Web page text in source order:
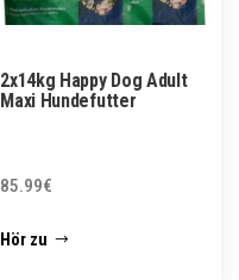
2x14kg Happy Dog Adult
Maxi Hundefutter
85.99€
Hör zu